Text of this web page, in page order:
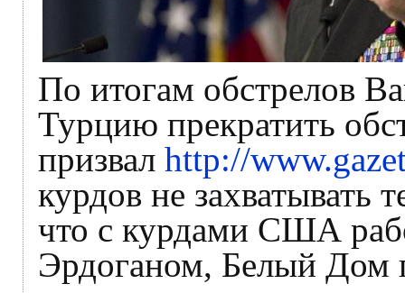
По итогам обстрелов
Турцию прекратить
призвал http://
курдов не захватывать
что с курдами США
Эрдоганом, Белый Дом